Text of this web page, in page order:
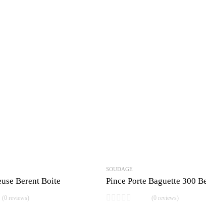
Berent Boite
(0 reviews)
SOUDAGE
Pince Porte Baguette 300
(0 reviews)